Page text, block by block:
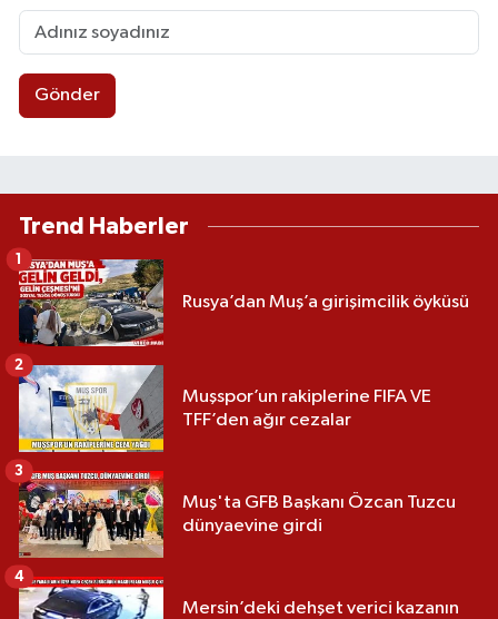
Gönder
Trend Haberler
Rusya’dan Muş’a girişimcilik öyküsü
1
Muşspor’un rakiplerine FIFA VE
TFF’den ağır cezalar
2
Muş'ta GFB Başkanı Özcan Tuzcu
dünyaevine girdi
3
Mersin’deki dehşet verici kazanın
4